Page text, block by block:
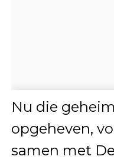
Nu die
opgeheven,
samen met